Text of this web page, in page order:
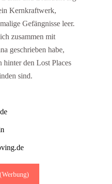
Kernkraftwerk,
Gefängnisse leer.
zusammen mit
geschrieben habe,
hinter den Lost Places
sind.